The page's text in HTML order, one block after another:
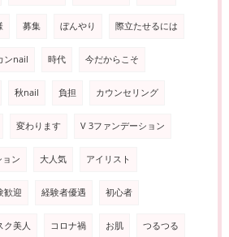
募集 ぼんやり 際立たせるには
ンnail 時代 今だからこそ
秋nail 負担 カウンセリング
変わります V 3ファンデーション
ョン 大人気 アイリスト
歓迎 経験者優遇 初心者
ク美人 コロナ禍 お肌 つるつる